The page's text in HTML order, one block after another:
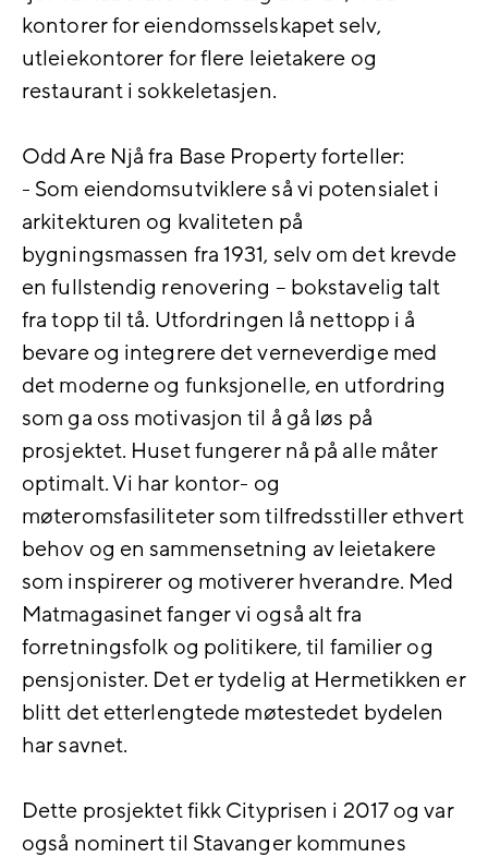
kontorer for eiendomsselskapet selv,
utleiekontorer for flere leietakere og
restaurant i sokkeletasjen.
Odd Are Njå fra Base Property forteller:
- Som eiendomsutviklere så vi potensialet i
arkitekturen og kvaliteten på
bygningsmassen fra 1931, selv om det krevde
en fullstendig renovering – bokstavelig talt
fra topp til tå. Utfordringen lå nettopp i å
bevare og integrere det verneverdige med
det moderne og funksjonelle, en utfordring
som ga oss motivasjon til å gå løs på
prosjektet. Huset fungerer nå på alle måter
optimalt. Vi har kontor- og
møteromsfasiliteter som tilfredsstiller ethvert
behov og en sammensetning av leietakere
som inspirerer og motiverer hverandre. Med
Matmagasinet fanger vi også alt fra
forretningsfolk og politikere, til familier og
pensjonister. Det er tydelig at Hermetikken er
blitt det etterlengtede møtestedet bydelen
har savnet.
Dette prosjektet fikk Cityprisen i 2017 og var
også nominert til Stavanger kommunes